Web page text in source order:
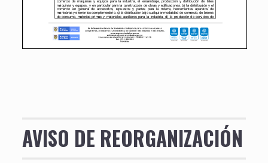
AVISO DE REORGANIZACIÓN